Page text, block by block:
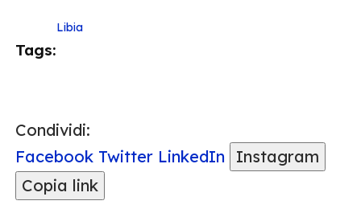
Tags:
Libia
Condividi:
Facebook Twitter LinkedIn
Instagram
Copia link